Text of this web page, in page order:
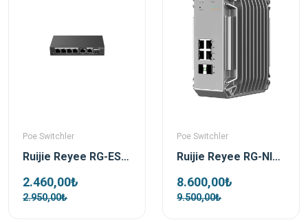
Poe Switchler
Ruijie Reyee RG-ES206GS-P 4 Port Poe 54W 1xRj45 Uplink +1xSfp Combo Uplink Gigabit PoE Yönetilebilir Switch
2.460,00₺
2.950,00₺
Poe Switchler
Ruijie Reyee RG-NIS3100-4GT2SFP-HP 4 Port Poe 2xSfp Gigabit Yönetilebilir Endüstriyel PoE Switch
8.600,00₺
9.500,00₺